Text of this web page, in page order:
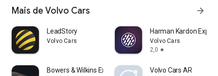
Mais de Volvo Cars arrow_forward
LeadStory
Volvo Cars
Harman Kardon
Volvo Cars
2,0 star
Bowers & Wilkins Experience Volvo Cars AR